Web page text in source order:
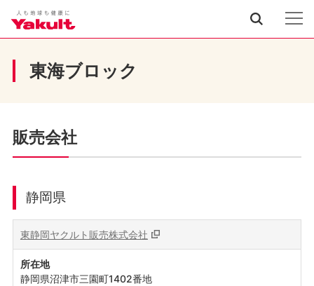
東海ブロック
販売会社
静岡県
東静岡ヤクルト販売株式会社
所在地
静岡県沼津市三園町1402番地